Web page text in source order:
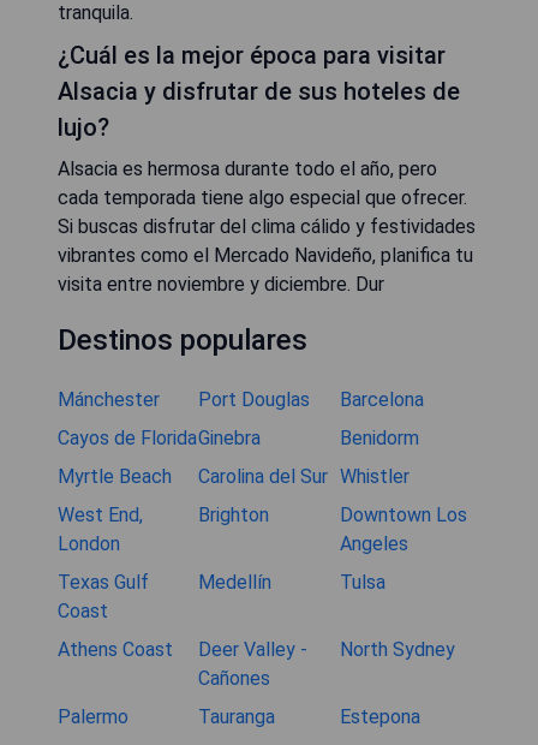
tranquila.
¿Cuál es la mejor época para visitar
Alsacia y disfrutar de sus hoteles de
lujo?
Alsacia es hermosa durante todo el año, pero
cada temporada tiene algo especial que ofrecer.
Si buscas disfrutar del clima cálido y festividades
vibrantes como el Mercado Navideño, planifica tu
visita entre noviembre y diciembre. Dur
Destinos populares
Mánchester Port Douglas
Barcelona
Cayos de FloridaGinebra
Benidorm
Myrtle Beach
Carolina del Sur Whistler
West End,
London
Brighton
Downtown Los
Angeles
Texas Gulf
Coast
Medellín Tulsa
Athens Coast
Deer Valley -
Cañones
North Sydney
Palermo Tauranga Estepona